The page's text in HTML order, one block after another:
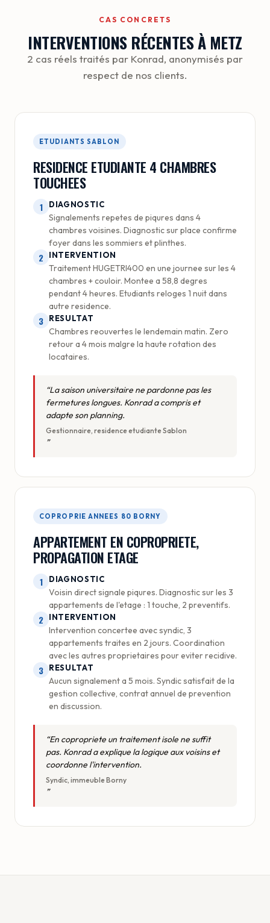
CAS CONCRETS
INTERVENTIONS RÉCENTES À METZ
2 cas réels traités par Konrad, anonymisés par
respect de nos clients.
ETUDIANTS SABLON
RESIDENCE ETUDIANTE 4 CHAMBRES
TOUCHEES
1 DIAGNOSTIC
Signalements repetes de piqures dans 4
chambres voisines. Diagnostic sur place confirme
foyer dans les sommiers et plinthes.
2 INTERVENTION
Traitement HUGETRI400 en une journee sur les 4
chambres + couloir. Montee a 58,8 degres
pendant 4 heures. Etudiants reloges 1 nuit dans
autre residence.
3 RESULTAT
Chambres reouvertes le lendemain matin. Zero
retour a 4 mois malgre la haute rotation des
locataires.
La saison universitaire ne pardonne pas les
fermetures longues. Konrad a compris et
adapte son planning.
Gestionnaire, residence etudiante Sablon
COPROPRIE ANNEES 80 BORNY
APPARTEMENT EN COPROPRIETE,
PROPAGATION ETAGE
1 DIAGNOSTIC
Voisin direct signale piqures. Diagnostic sur les 3
appartements de l'etage : 1 touche, 2 preventifs.
2 INTERVENTION
Intervention concertee avec syndic, 3
appartements traites en 2 jours. Coordination
avec les autres proprietaires pour eviter recidive.
3 RESULTAT
Aucun signalement a 5 mois. Syndic satisfait de la
gestion collective, contrat annuel de prevention
en discussion.
En copropriete un traitement isole ne suffit
pas. Konrad a explique la logique aux voisins et
coordonne l'intervention.
Syndic, immeuble Borny